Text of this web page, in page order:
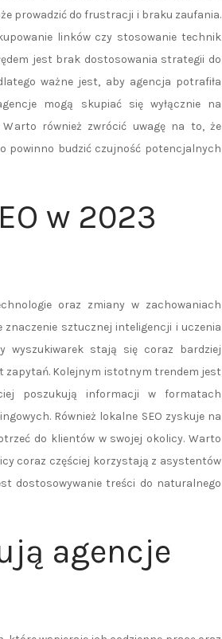
prowadzić do frustracji i braku zaufania.
linków czy stosowanie technik
jest brak dostosowania strategii do
ważne jest, aby agencja potrafiła
mogą skupiać się wyłącznie na
również zwrócić uwagę na to, że
powinno budzić czujność potencjalnych
w 2023
oraz zmiany w zachowaniach
sztucznej inteligencji i uczenia
wyszukiwarek stają się coraz bardziej
zapytań. Kolejnym istotnym trendem jest
poszukują informacji w formatach
Również lokalne SEO zyskuje na
do klientów w swojej okolicy. Warto
coraz częściej korzystają z asystentów
dostosowywanie treści do naturalnego
agencje